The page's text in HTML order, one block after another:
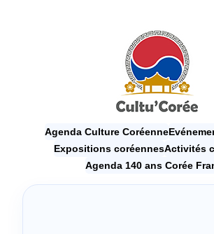
Agenda Culture Coréenne
Expositions coréennesActivités
Agenda 140 ans Corée